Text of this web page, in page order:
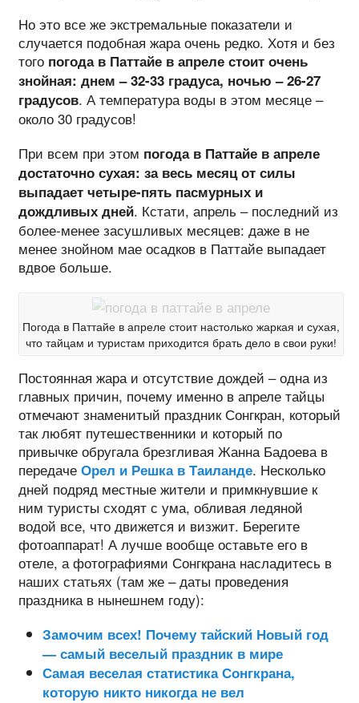
Но это все же экстремальные показатели и
случается подобная жара очень редко. Хотя и без
того погода в Паттайе в апреле стоит очень
знойная: днем – 32-33 градуса, ночью – 26-27
градусов. А температура воды в этом месяце –
около 30 градусов!
При всем при этом погода в Паттайе в апреле
достаточно сухая: за весь месяц от силы
выпадает четыре-пять пасмурных и
дождливых дней. Кстати, апрель – последний из
более-менее засушливых месяцев: даже в не
менее знойном мае осадков в Паттайе выпадает
вдвое больше.
Погода в Паттайе в апреле стоит настолько жаркая и сухая,
что тайцам и туристам приходится брать дело в свои руки!
Постоянная жара и отсутствие дождей – одна из
главных причин, почему именно в апреле тайцы
отмечают знаменитый праздник Сонгкран, который
так любят путешественники и который по
привычке обругала брезгливая Жанна Бадоева в
передаче Орел и Решка в Таиланде. Несколько
дней подряд местные жители и примкнувшие к
ним туристы сходят с ума, обливая ледяной
водой все, что движется и визжит. Берегите
фотоаппарат! А лучше вообще оставьте его в
отеле, а фотографиями Сонгкрана насладитесь в
наших статьях (там же – даты проведения
праздника в нынешнем году):
Замочим всех! Почему тайский Новый год
— самый веселый праздник в мире
Самая веселая статистика Сонгкрана,
которую никто никогда не вел